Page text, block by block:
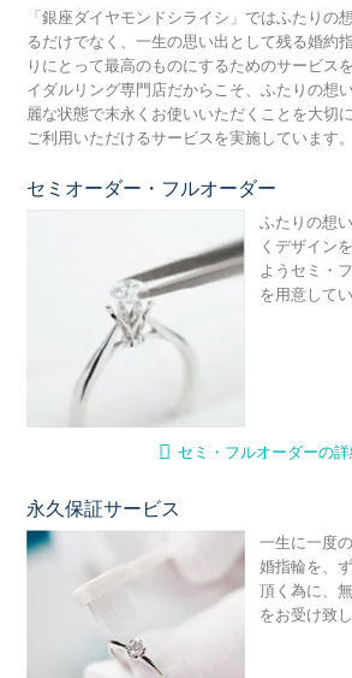
「銀座ダイヤモンドシライシ」ではふたりの
るだけでなく、一生の思い出として残る婚約
りにとって最高のものにするためのサービス
イダルリング専門店だからこそ、ふたりの想
麗な状態で末永くお使いいただくことを大切
ご利用いただけるサービスを実施しています。
セミオーダー・フルオーダー
ふたりの想
くデザイン
ようセミ・
を用意してい
セミ・フルオーダーの
永久保証サービス
一生に一度
婚指輪を、
頂く為に、
をお受け致し